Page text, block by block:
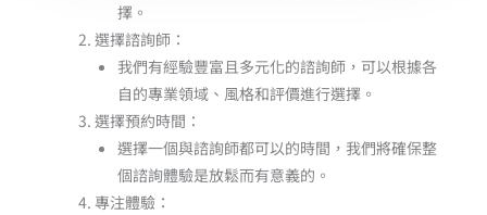
擇。
選擇諮詢師：
我們有經驗豐富且多元化的諮詢師，可以根據各
自的專業領域、風格和評價進行選擇。
選擇預約時間：
選擇一個與諮詢師都可以的時間，我們將確保整
個諮詢體驗是放鬆而有意義的。
專注體驗：